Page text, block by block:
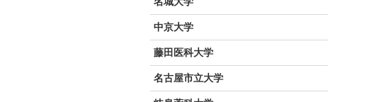
中京大学
藤田医科大学
名古屋市立大学